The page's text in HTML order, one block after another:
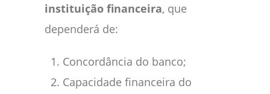
instituição financeira, que
dependerá de:
Concordância do banco;
Capacidade financeira do